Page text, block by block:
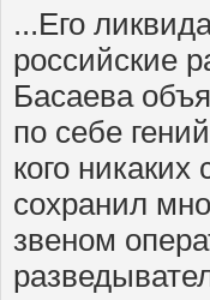
...Его
российские
Басаева
по себе
кого
сохранил
звеном